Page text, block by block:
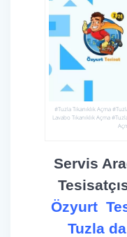
#Tuzla Tıkanıklık Açma
Lavabo Tıkanıklık Açma
Servis
Özyurt
Tuzla da